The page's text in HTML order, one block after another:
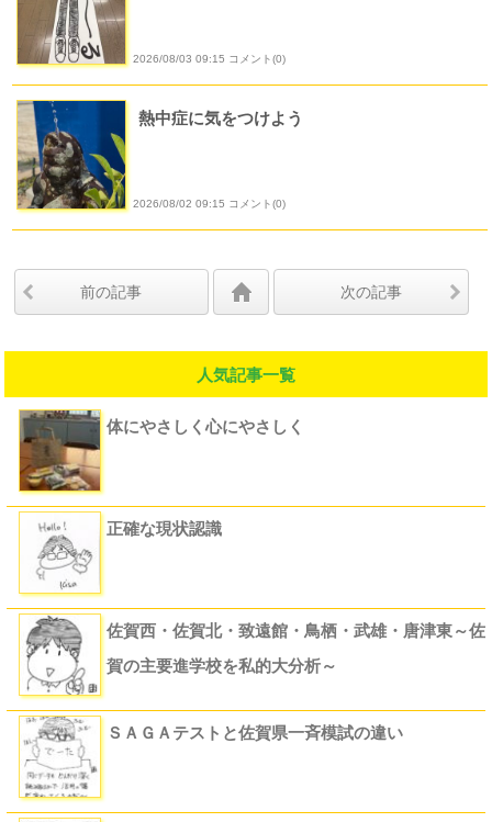
2026/08/03 09:15 コメント(0)
熱中症に気をつけよう
2026/08/02 09:15 コメント(0)
前の記事 次の記事
人気記事一覧
体にやさしく心にやさしく
正確な現状認識
佐賀西・佐賀北・致遠館・鳥栖・武雄・唐津東～佐
賀の主要進学校を私的大分析～
ＳＡＧＡテストと佐賀県一斉模試の違い